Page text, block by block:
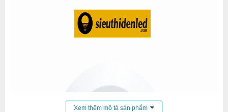
Xem thêm mô tả sản phẩm